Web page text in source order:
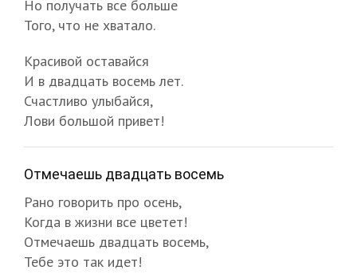
Но получать все больше
Того, что не хватало.
Красивой оставайся
И в двадцать восемь лет.
Счастливо улыбайся,
Лови большой привет!
Отмечаешь двадцать восемь
Рано говорить про осень,
Когда в жизни все цветет!
Отмечаешь двадцать восемь,
Тебе это так идет!